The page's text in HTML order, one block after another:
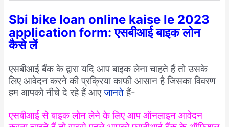
Sbi bike loan online kaise le 2023
application form: एसबीआई बाइक लोन
कैसे लें
एसबीआई बैंक के द्वारा यदि आप बाइक लेना चाहते हैं तो उसके
लिए आवेदन करने की प्रक्रिया काफी आसान है जिसका विवरण
हम आपको नीचे दे रहे हैं आएजानतेहैं-
एसबीआई से बाइक लोन लेने के लिए आप ऑनलाइन आवेदन